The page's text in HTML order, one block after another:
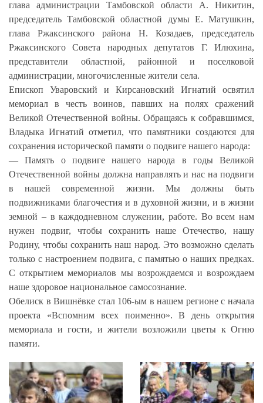
глава администрации Тамбовской области А. Никитин,
председатель Тамбовской областной думы Е. Матушкин,
глава Ржаксинского района Н. Козадаев, председатель
Ржаксинского Совета народных депутатов Г. Илюхина,
представители областной, районной и поселковой
администрации, многочисленные жители села.
Епископ Уваровский и Кирсановский Игнатий освятил
мемориал в честь воинов, павших на полях сражений
Великой Отечественной войны. Обращаясь к собравшимся,
Владыка Игнатий отметил, что памятники создаются для
сохранения исторической памяти о подвиге нашего народа:
— Память о подвиге нашего народа в годы Великой
Отечественной войны должна направлять и нас на подвиги
в нашей современной жизни. Мы должны быть
подвижниками благочестия и в духовной жизни, и в жизни
земной – в каждодневном служении, работе. Во всем нам
нужен подвиг, чтобы сохранить наше Отечество, нашу
Родину, чтобы сохранить наш народ. Это возможно сделать
только с настроением подвига, с памятью о наших предках.
С открытием мемориалов мы возрождаемся и возрождаем
наше здоровое национальное самосознание.
Обелиск в Вишнёвке стал 106-ым в нашем регионе с начала
проекта «Вспомним всех поименно». В день открытия
мемориала и гости, и жители возложили цветы к Огню
памяти.